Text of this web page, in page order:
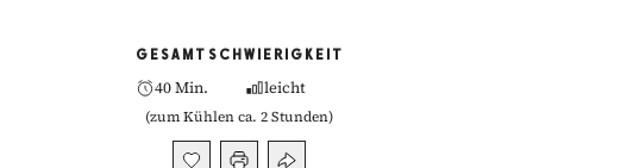
GESAMT
40 Min.
SCHWIERIGKEIT
leicht
(zum Kühlen ca. 2 Stunden)